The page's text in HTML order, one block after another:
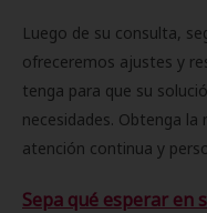
Luego de su consulta,
ofreceremos ajustes y
tenga para que su
necesidades. Obtenga
atención continua y
Sepa qué esperar en